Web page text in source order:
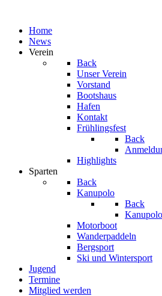
Home
News
Verein
Back
Unser Verein
Vorstand
Bootshaus
Hafen
Kontakt
Frühlingsfest
Back
Highlights
Sparten
Back
Kanupolo
Back
Motorboot
Wanderpaddeln
Bergsport
Ski und Wintersport
Jugend
Termine
Mitglied werden